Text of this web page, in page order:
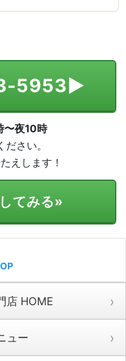
5953▶
〜夜10時
さい。
えします！
てみる»
店 HOME
ュー